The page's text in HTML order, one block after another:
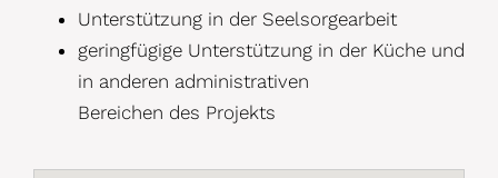
Unterstützung in der Seelsorgearbeit
geringfügige Unterstützung in der Küche und
in anderen administrativen
Bereichen des Projekts